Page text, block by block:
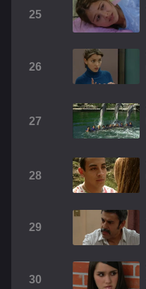
25
26
27
28
29
30